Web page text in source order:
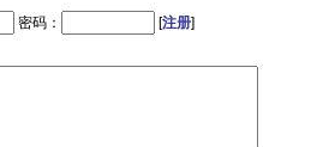
密码： [注册]